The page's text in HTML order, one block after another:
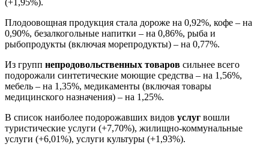
Плодоовощная продукция стала дороже на 0,92%, кофе – на
0,90%, безалкогольные напитки – на 0,86%, рыба и
рыбопродукты (включая морепродукты) – на 0,77%.
Из групп непродовольственных товаров сильнее всего
подорожали синтетические моющие средства – на 1,56%,
мебель – на 1,35%, медикаменты (включая товары
медицинского назначения) – на 1,25%.
В список наиболее подорожавших видов услуг вошли
туристические услуги (+7,70%), жилищно-коммунальные
услуги (+6,01%), услуги культуры (+1,93%).